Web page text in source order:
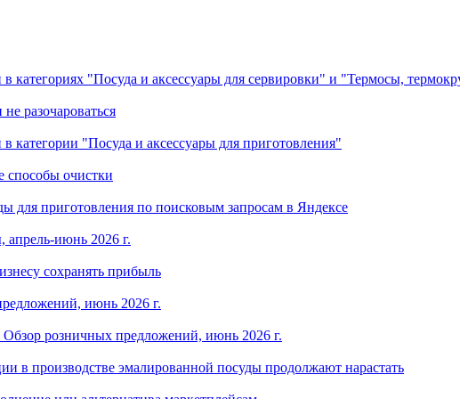
категориях "Посуда и аксессуары для сервировки" и "Термосы,
разочароваться
категории "Посуда и аксессуары для приготовления"
способы очистки
для приготовления по поисковым запросам в Яндексе
июнь 2026 г.
сохранять прибыль
июнь 2026 г.
розничных предложений, июнь 2026 г.
в производстве эмалированной посуды продолжают нарастать